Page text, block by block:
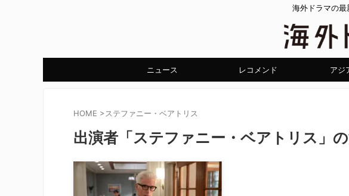
海外ドラマの
ニュース レコメンド アジ
HOME >ステファニー・ベアトリス
出演者「ステファニー・ベアトリス」